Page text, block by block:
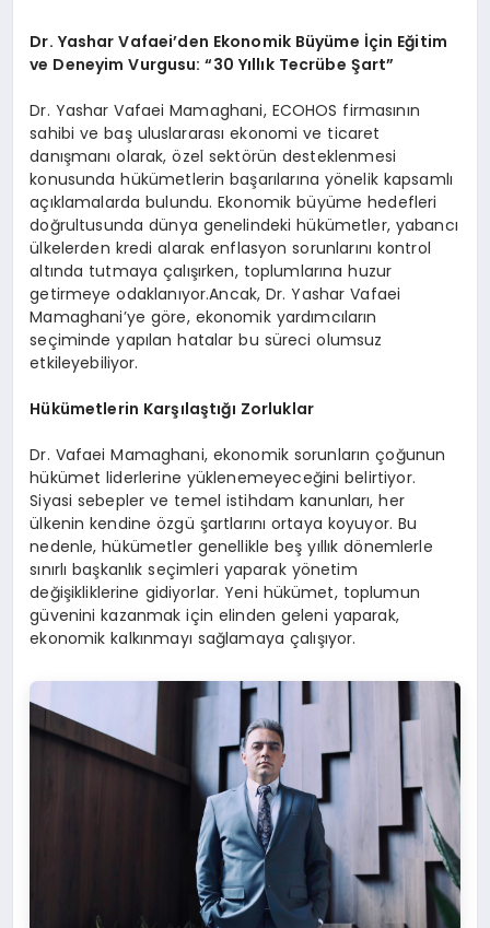
Dr. Yashar Vafaei’den Ekonomik Büyüme İçin Eğitim
ve Deneyim Vurgusu: “30 Yıllık Tecrübe Şart”
Dr. Yashar Vafaei Mamaghani, ECOHOS firmasının
sahibi ve baş uluslararası ekonomi ve ticaret
danışmanı olarak, özel sektörün desteklenmesi
konusunda hükümetlerin başarılarına yönelik kapsamlı
açıklamalarda bulundu. Ekonomik büyüme hedefleri
doğrultusunda dünya genelindeki hükümetler, yabancı
ülkelerden kredi alarak enflasyon sorunlarını kontrol
altında tutmaya çalışırken, toplumlarına huzur
getirmeye odaklanıyor.Ancak, Dr. Yashar Vafaei
Mamaghani’ye göre, ekonomik yardımcıların
seçiminde yapılan hatalar bu süreci olumsuz
etkileyebiliyor.
Hükümetlerin Karşılaştığı Zorluklar
Dr. Vafaei Mamaghani, ekonomik sorunların çoğunun
hükümet liderlerine yüklenemeyeceğini belirtiyor.
Siyasi sebepler ve temel istihdam kanunları, her
ülkenin kendine özgü şartlarını ortaya koyuyor. Bu
nedenle, hükümetler genellikle beş yıllık dönemlerle
sınırlı başkanlık seçimleri yaparak yönetim
değişikliklerine gidiyorlar. Yeni hükümet, toplumun
güvenini kazanmak için elinden geleni yaparak,
ekonomik kalkınmayı sağlamaya çalışıyor.